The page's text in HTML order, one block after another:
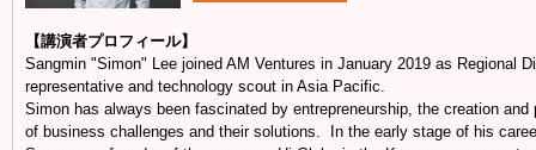
【講演者プロフィール】
Sangmin "Simon" Lee joined AM Ventures in January 2019 as Regional
representative and technology scout in Asia Pacific.
Simon has always been fascinated by entrepreneurship, the creation
of business challenges and their solutions. In the early stage of his